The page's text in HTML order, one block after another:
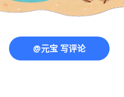
@元宝 写评论